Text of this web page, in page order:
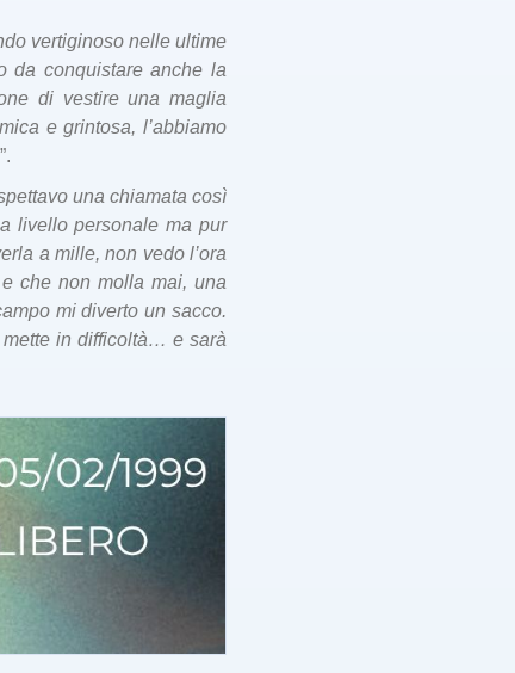
vertiginoso nelle ultime
da conquistare anche la
di vestire una maglia
e grintosa, l’abbiamo
”.
una chiamata così
livello personale ma pur
a mille, non vedo l’ora
che non molla mai, una
mi diverto un sacco.
mette in difficoltà… e sarà